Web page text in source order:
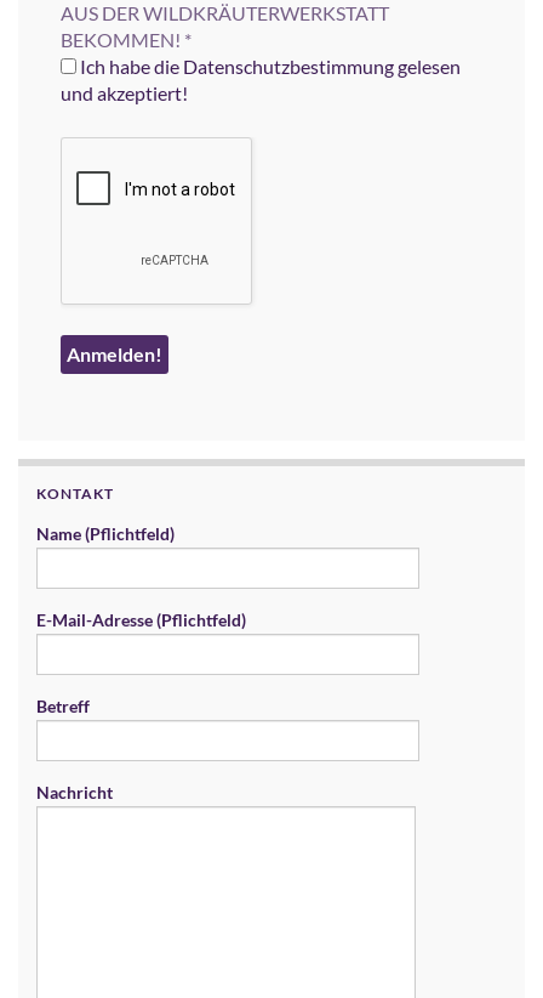
AUS DER WILDKRÄUTERWERKSTATT
BEKOMMEN! *
Ich habe die Datenschutzbestimmung gelesen
und akzeptiert!
KONTAKT
Name (Pflichtfeld)
E-Mail-Adresse (Pflichtfeld)
Betreff
Nachricht